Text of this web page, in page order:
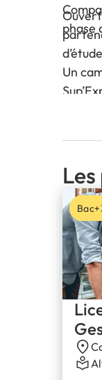
phase
Un